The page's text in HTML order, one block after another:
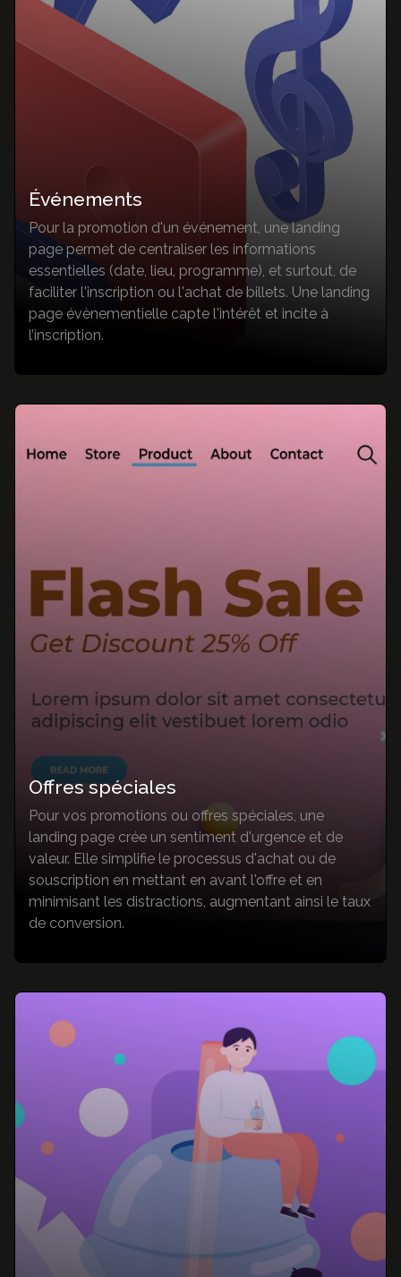
Événements
Pour la promotion d'un événement, une landing
page permet de centraliser les informations
essentielles (date, lieu, programme), et surtout, de
faciliter l'inscription ou l'achat de billets. Une landing
page évènementielle capte l'intérêt et incite à
l’inscription.
Offres spéciales
Pour vos promotions ou offres spéciales, une
landing page crée un sentiment d'urgence et de
valeur. Elle simplifie le processus d'achat ou de
souscription en mettant en avant l'offre et en
minimisant les distractions, augmentant ainsi le taux
de conversion.